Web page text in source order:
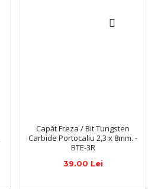
Capăt Freza / Bit Tungsten
Carbide Portocaliu 2,3 x 8mm. -
BTE-3R
39.00 Lei